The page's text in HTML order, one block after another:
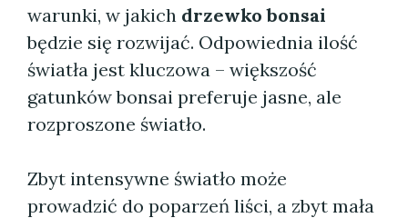
warunki, w jakich drzewko bonsai
będzie się rozwijać. Odpowiednia ilość
światła jest kluczowa – większość
gatunków bonsai preferuje jasne, ale
rozproszone światło.
Zbyt intensywne światło może
prowadzić do poparzeń liści, a zbyt mała